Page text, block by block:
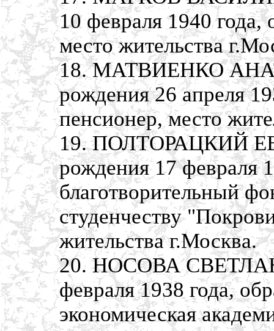
10 февраля 1940 года,
место жительства
18. МАТВИЕНКО
рождения 26 апреля
пенсионер, место
19. ПОЛТОРАЦКИЙ
рождения 17 февраля
благотворительный
студенчеству
жительства г.Москва.
20. НОСОВА
февраля 1938 года,
экономическая